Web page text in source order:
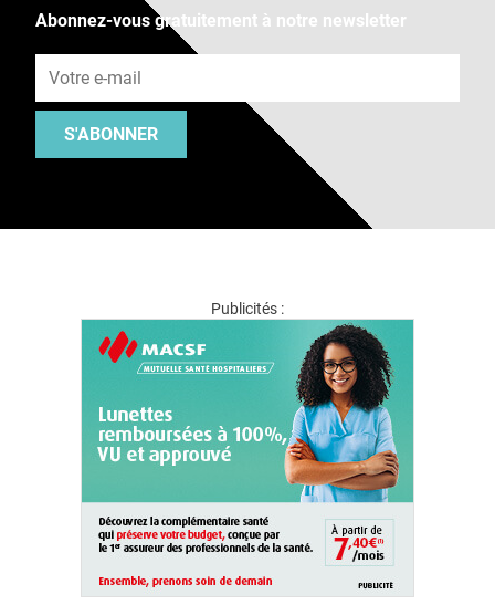
Abonnez-vous gratuitement à notre newsletter
S'ABONNER
Publicités :